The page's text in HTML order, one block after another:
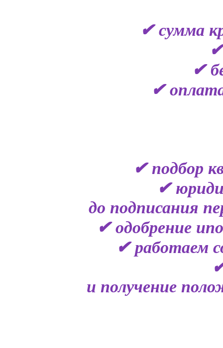
✔ сумма
✔
✔
✔ подбор
✔
до подписания
✔ одобрение
✔ работаем
и получение